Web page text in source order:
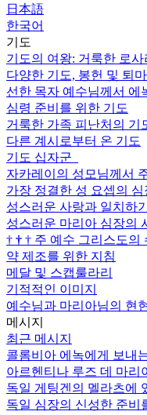
日本語
한국어
기도
기도의 여왕: 거룩한 로사
다양한 기도, 봉헌 및 퇴
선한 목자 예수님께서 에
심령 준비를 위한 기도
거룩한 가족 피난처의 기
다른 계시로부터 온 기도
기도 십자군
자카레이의 성모님께서
가장 정결한 성 요셉의
성스러운 사랑과 일치하
성스러운 마리아 심장의
† † † 주 예수 그리스도의
약 제조를 위한 지침
메달 및 스캡룰라리
기적적인 이미지
예수님과 마리아님의 현현
메시지
최근 메시지
콜롬비아 에녹에게 보내
아르헨티나 루즈 데 마리
독일 게팅겐의 멜라츠에
독일 심장의 신성한 준비